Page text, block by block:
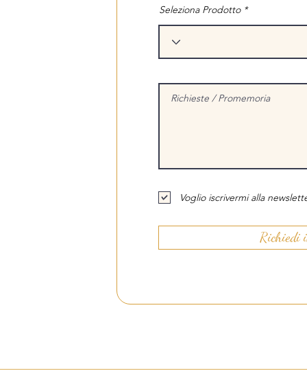
Seleziona Prodotto
Voglio iscrivermi alla
Richiedi